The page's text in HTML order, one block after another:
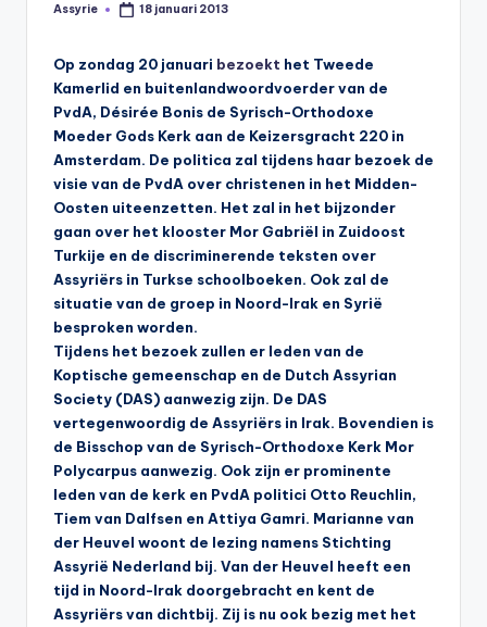
Geplaatst
Assyrie 18 januari 2013
Op zondag 20 januari bezoekt het Tweede
Kamerlid en buitenlandwoordvoerder van de
PvdA, Désirée Bonis de Syrisch-Orthodoxe
Moeder Gods Kerk aan de Keizersgracht 220 in
Amsterdam. De politica zal tijdens haar bezoek de
visie van de PvdA over christenen in het Midden-
Oosten uiteenzetten. Het zal in het bijzonder
gaan over het klooster Mor Gabriël in Zuidoost
Turkije en de discriminerende teksten over
Assyriërs in Turkse schoolboeken. Ook zal de
situatie van de groep in Noord-Irak en Syrië
besproken worden.
Tijdens het bezoek zullen er leden van de
Koptische gemeenschap en de Dutch Assyrian
Society (DAS) aanwezig zijn. De DAS
vertegenwoordig de Assyriërs in Irak. Bovendien is
de Bisschop van de Syrisch-Orthodoxe Kerk Mor
Polycarpus aanwezig. Ook zijn er prominente
leden van de kerk en PvdA politici Otto Reuchlin,
Tiem van Dalfsen en Attiya Gamri. Marianne van
der Heuvel woont de lezing namens Stichting
Assyrië Nederland bij. Van der Heuvel heeft een
tijd in Noord-Irak doorgebracht en kent de
Assyriërs van dichtbij. Zij is nu ook bezig met het